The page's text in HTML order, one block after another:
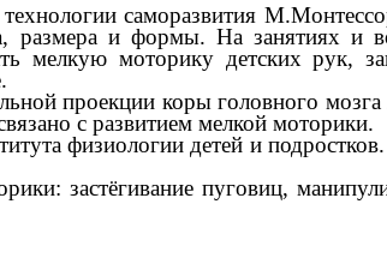
саморазвития
размера и формы. На занятиях и
мелкую моторику детских рук,
проекции коры головного
с развитием мелкой моторики.
физиологии детей и
застёгивание пуговиц,